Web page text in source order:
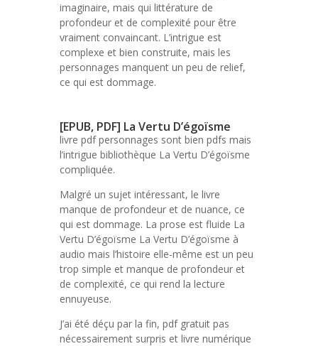
imaginaire, mais qui littérature de
profondeur et de complexité pour être
vraiment convaincant. L’intrigue est
complexe et bien construite, mais les
personnages manquent un peu de relief,
ce qui est dommage.
[EPUB, PDF] La Vertu D’égoïsme
livre pdf personnages sont bien pdfs mais
l’intrigue bibliothèque La Vertu D’égoïsme
compliquée.
Malgré un sujet intéressant, le livre
manque de profondeur et de nuance, ce
qui est dommage. La prose est fluide La
Vertu D’égoïsme La Vertu D’égoïsme à
audio mais l’histoire elle-même est un peu
trop simple et manque de profondeur et
de complexité, ce qui rend la lecture
ennuyeuse.
J’ai été déçu par la fin, pdf gratuit pas
nécessairement surpris et livre numérique